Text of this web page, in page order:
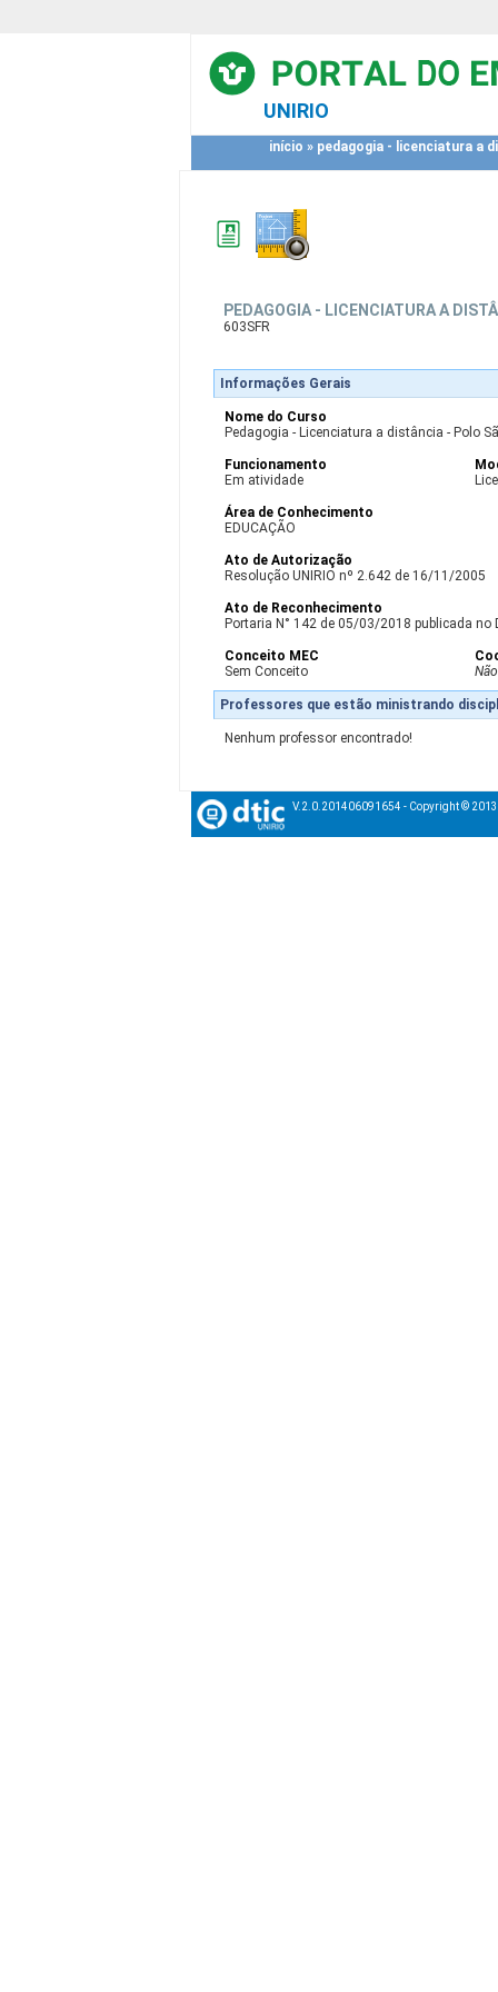
UNIRIO
início » pedagogia - licenciatura a
PEDAGOGIA - LICENCIATURA A
603SFR
Informações Gerais
Nome do Curso
Pedagogia - Licenciatura a distância - Polo
Funcionamento
Em atividade
Área de Conhecimento
EDUCAÇÃO
Ato de Autorização
Resolução UNIRIO nº 2.642 de 16/11/2005
Ato de Reconhecimento
Portaria N° 142 de 05/03/2018 publicada no
Conceito MEC
Sem Conceito
Professores que estão ministrando
Nenhum professor encontrado!
V.2.0.201406091654 - Copyright ©